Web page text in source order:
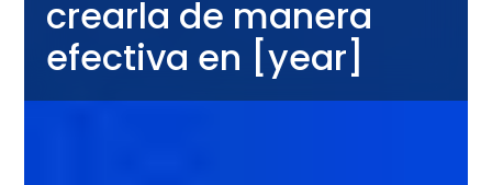
crearla de manera
efectiva en [year]